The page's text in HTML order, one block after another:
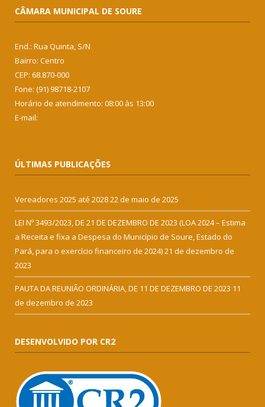
CÂMARA MUNICIPAL DE SOURE
End.: Rua Quinta, S/N
Bairro: Centro
CEP: 68.870-000
Fone: (91) 98718-2107
Horário de atendimento: 08:00 às 13:00
E-mail:
ÚLTIMAS PUBLICAÇÕES
Vereadores 2025 até 202822 de maio de 2025
LEI Nº 3493/2023, DE 21 DE DEZEMBRO DE 2023 (LOA 2024 – Estima
a Receita e fixa a Despesa do Município de Soure, Estado do
Pará, para o exercício financeiro de 2024)21 de dezembro de
2023
PAUTA DA REUNIÃO ORDINÁRIA, DE 11 DE DEZEMBRO DE 2023 11
de dezembro de 2023
DESENVOLVIDO POR CR2